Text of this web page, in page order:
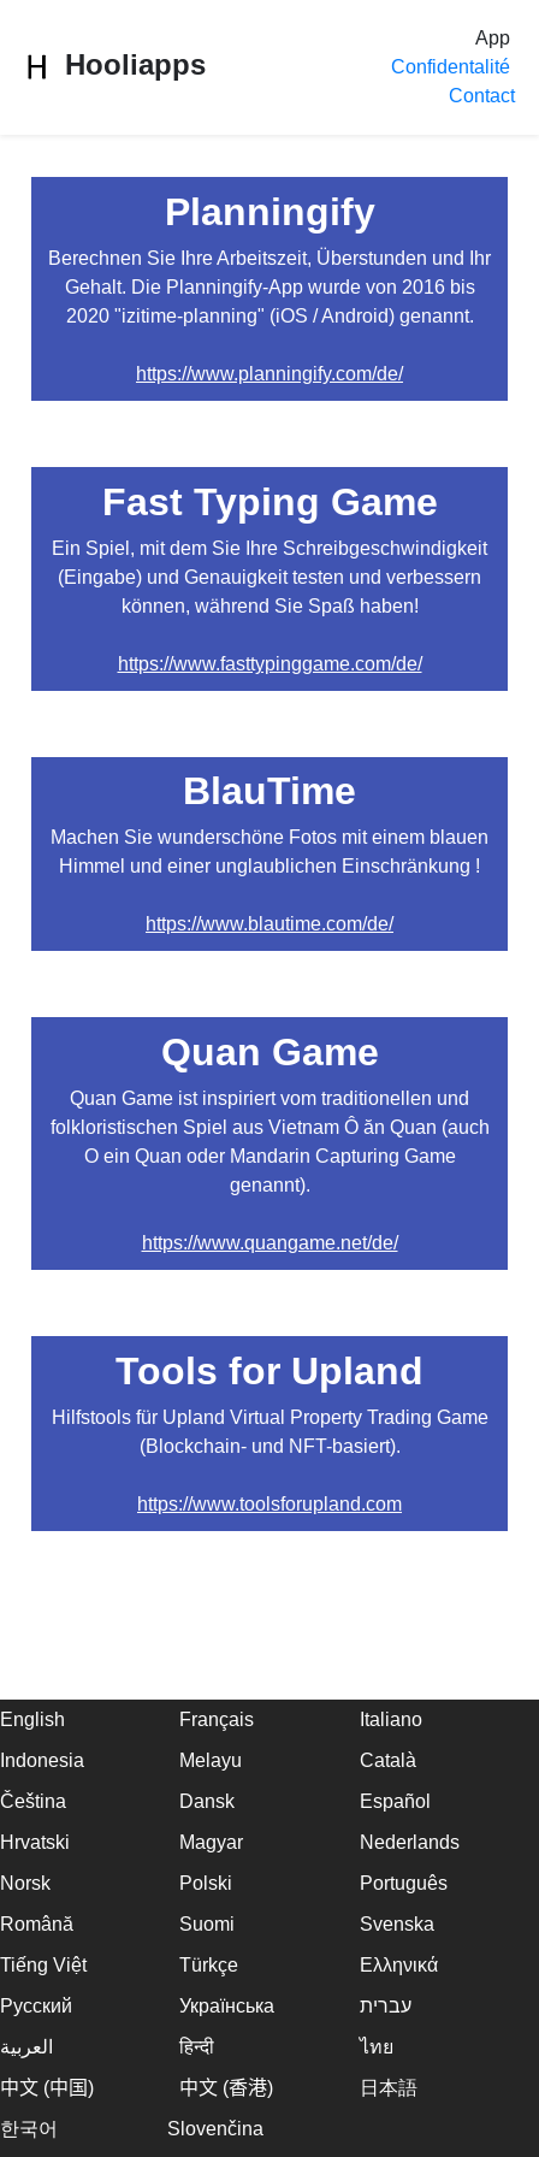
Hooliapps
App
Confidentalité
Contact
Planningify
Berechnen Sie Ihre Arbeitszeit, Überstunden und Ihr
Gehalt. Die Planningify-App wurde von 2016 bis
2020 "izitime-planning" (iOS / Android) genannt.
https://www.planningify.com/de/
Fast Typing Game
Ein Spiel, mit dem Sie Ihre Schreibgeschwindigkeit
(Eingabe) und Genauigkeit testen und verbessern
können, während Sie Spaß haben!
https://www.fasttypinggame.com/de/
BlauTime
Machen Sie wunderschöne Fotos mit einem blauen
Himmel und einer unglaublichen Einschränkung !
https://www.blautime.com/de/
Quan Game
Quan Game ist inspiriert vom traditionellen und
folkloristischen Spiel aus Vietnam Ô ăn Quan (auch
O ein Quan oder Mandarin Capturing Game
genannt).
https://www.quangame.net/de/
Tools for Upland
Hilfstools für Upland Virtual Property Trading Game
(Blockchain- und NFT-basiert).
https://www.toolsforupland.com
English Français
Italiano
Indonesia
Melayu
Català
Čeština
Dansk
Español
Hrvatski
Magyar
Nederlands
Norsk
Polski
Português
Română
Suomi
Svenska
Tiếng Việt
Türkçe
Ελληνικά
Русский
Українська
עברית
العربية
हिन्दी
ไทย
中文 (中国)
中文 (香港)
日本語
한국어
Slovenčina